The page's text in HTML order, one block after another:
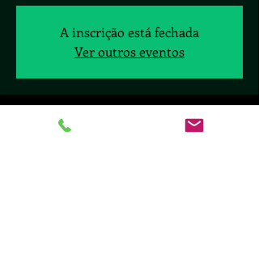
A inscrição está fechada
Ver outros eventos
Horário e local